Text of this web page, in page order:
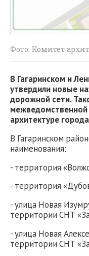
Фото: Комитет
В Гагаринском и
утвердили новые
дорожной сети.
межведомственной
архитектуре
В Гагаринском
наименования:
- территория
- территория
- улица Новая
территории СНТ
- улица Новая
территории СНТ